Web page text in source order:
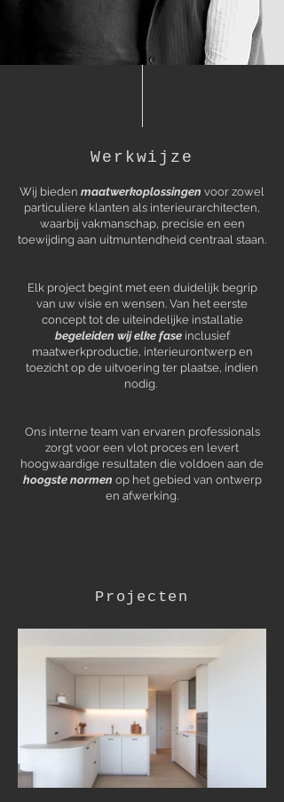
Werkwijze
Wij bieden maatwerkoplossingen voor zowel
particuliere klanten als interieurarchitecten,
waarbij vakmanschap, precisie en een
toewijding aan uitmuntendheid centraal staan.
Elk project begint met een duidelijk begrip
van uw visie en wensen. Van het eerste
concept tot de uiteindelijke installatie
begeleiden wij elke faseinclusief
maatwerkproductie, interieurontwerp en
toezicht op de uitvoering ter plaatse, indien
nodig.
Ons interne team van ervaren professionals
zorgt voor een vlot proces en levert
hoogwaardige resultaten die voldoen aan de
hoogste normen op het gebied van ontwerp
en afwerking.
Projecten